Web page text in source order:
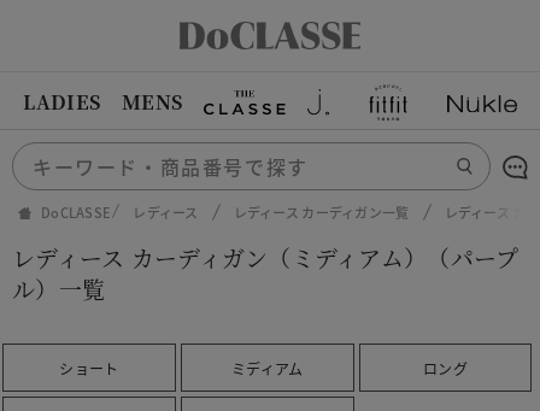
LADIES MENS
DoCLASSE レディース レディース カーディガン一覧 レディース カ
レディース カーディガン（ミディアム）（パープ
ル）一覧
ショート ミディアム ロング